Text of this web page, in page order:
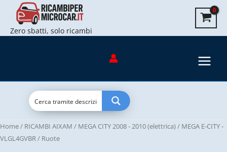
contenuto
Zero sbatti, solo ricambi
Home/ RICAMBI AIXAM / MEGA CITY 2008 - 2010 (elettrica)/ MEGA E-CITY -
VLGL4GVBR/ Ruote